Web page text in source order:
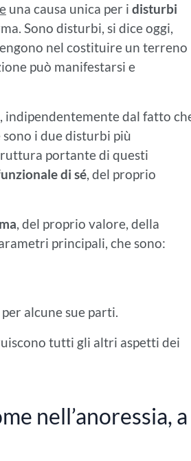
una causa unica per i disturbi
Sono disturbi, si dice oggi,
nel costituire un terreno
può manifestarsi e
indipendentemente dal fatto
sono i due disturbi più
portante di questi
di sé, del proprio
, del proprio valore, della
principali, che sono:
alcune sue parti.
tutti gli altri aspetti dei
nell’anoressia, a